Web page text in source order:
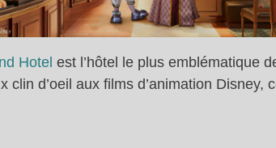
Hotel est l’hôtel le plus emblématique
d’oeil aux films d’animation Disney,